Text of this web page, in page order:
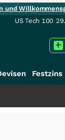
und
US Tech 100
Festzins